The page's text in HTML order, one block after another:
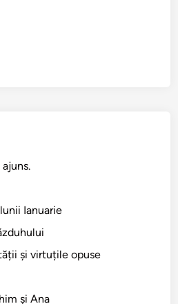
Ianuarie
și virtuțile opuse
şi Ana